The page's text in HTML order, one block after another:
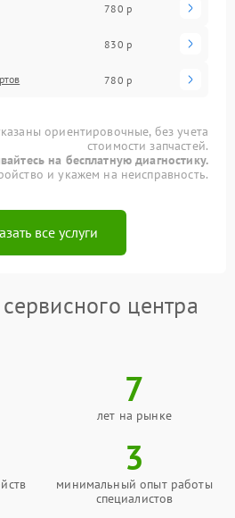
780 р
830 р
780 р
ориентировочные, без учета
стоимости запчастей.
на бесплатную диагностику.
и укажем на неисправность.
все услуги
центра
7
лет на рынке
3
минимальный опыт работы
специалистов